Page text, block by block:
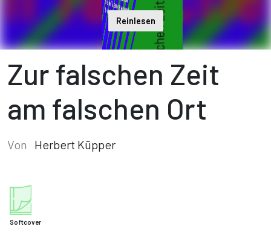
Reinlesen
Zur falschen Zeit
am falschen Ort
Von Herbert Küpper
Softcover